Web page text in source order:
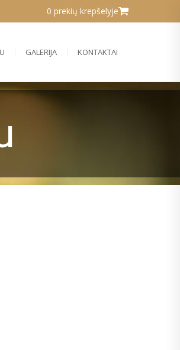
0 prekių krepšelyje
GALERIJA KONTAKTAI